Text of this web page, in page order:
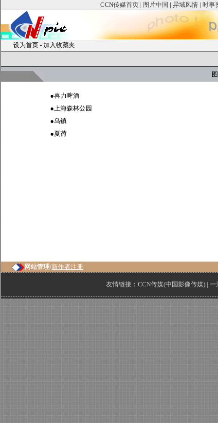
CCN传媒首页 | 图片中国 | 异域风情 | 时事
设为首页 - 加入收藏夹
图
●喜力啤酒
●上海森林公园
●乌镇
●夏荷
网站管理/新作者注册
友情链接： CCN传媒(中国影像传媒) | 一